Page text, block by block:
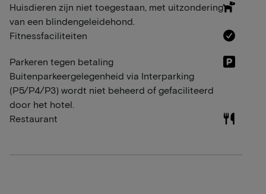
Huisdieren zijn niet toegestaan, met uitzondering
van een blindengeleidehond.
Fitnessfaciliteiten
Parkeren tegen betaling
Buitenparkeergelegenheid via Interparking
(P5/P4/P3) wordt niet beheerd of gefaciliteerd
door het hotel.
Restaurant